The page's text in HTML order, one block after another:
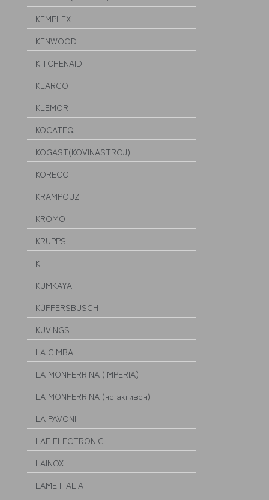
KEMPLEX
KENWOOD
KITCHENAID
KLARCO
KLEMOR
KOCATEQ
KOGAST(KOVINASTROJ)
KORECO
KRAMPOUZ
KROMO
KRUPPS
KT
KUMKAYA
KÜPPERSBUSCH
KUVINGS
LA CIMBALI
LA MONFERRINA (IMPERIA)
LA MONFERRINA (не активен)
LA PAVONI
LAE ELECTRONIC
LAINOX
LAME ITALIA